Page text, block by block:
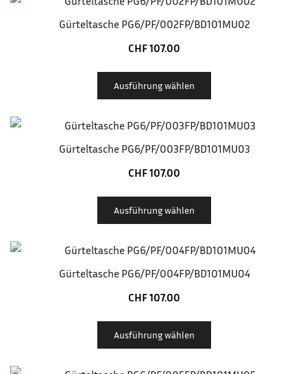
Gürteltasche PG6/PF/002FP/BD101MU02
CHF107.00
Ausführung wählen
Gürteltasche PG6/PF/003FP/BD101MU03
CHF107.00
Ausführung wählen
Gürteltasche PG6/PF/004FP/BD101MU04
CHF107.00
Ausführung wählen